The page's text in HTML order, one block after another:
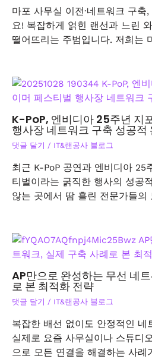
마포 사무실 이전·네트워크 구축
요! 복잡하게 얽힌 랜선과 느린
떨어뜨리는 주범입니다. 저희는
K-PoP, 엔비디아 25주년 지
행사장 네트워크 구축 성공적
댓글 달기 / IT&랜공사 블로그
최근 K-PoP 공연과 엔비디아 25
티벌이라는 굵직한 행사의 성공
않는 곳에서 땀 흘린 전문가들의
AP만으로 완성하는 무선 네
로 본 최적화 전략
댓글 달기 / IT&랜공사 블로그
복잡한 배선 없이도 안정적인 네
실제로 요즘 사무실이나 스튜디
으로 모든 연결을 해결하는 사